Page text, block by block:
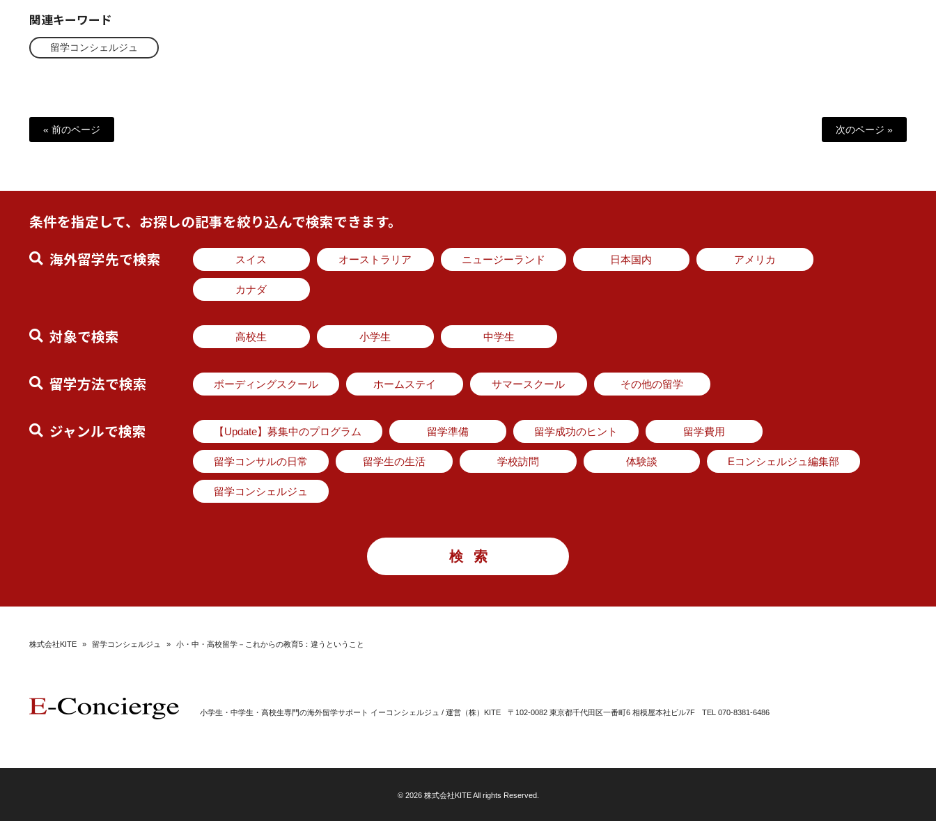
関連キーワード
留学コンシェルジュ
« 前のページ 次のページ »
条件を指定して、お探しの記事を絞り込んで検索できます。
海外留学先で検索
スイス オーストラリア ニュージーランド 日本国内 アメリカ
カナダ
対象で検索 高校生 小学生 中学生
留学方法で検索 ボーディングスクール ホームステイ サマースクール その他の留学
ジャンルで検索 【Update】募集中のプログラム 留学準備 留学成功のヒント 留学費用
留学コンサルの日常 留学生の生活 学校訪問 体験談 Eコンシェルジュ編集部
留学コンシェルジュ
株式会社KITE » 留学コンシェルジュ » 小・中・高校留学－これからの教育5：違うということ
小学生・中学生・高校生専門の海外留学サポート イーコンシェルジュ / 運営（株）KITE 〒102-0082 東京都千代田区一番町6 相模屋本社ビル7F TEL 070-8381-6486
© 2026 株式会社KITE All rights Reserved.